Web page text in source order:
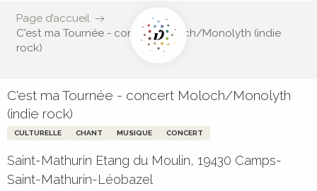
Page d’accueil
C'est ma Tournée - concert Moloch/Monolyth (indie
rock)
C'est ma Tournée - concert Moloch/Monolyth
(indie rock)
CULTURELLE CHANT MUSIQUE CONCERT
Saint-Mathurin Etang du Moulin, 19430 Camps-
Saint-Mathurin-Léobazel